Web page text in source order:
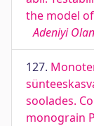
the model
Adeniyi
127.
soolades.
monograin